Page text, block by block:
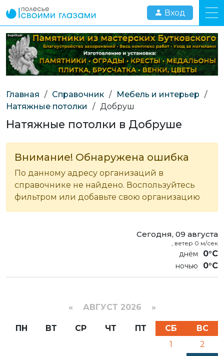
Вход
Главная / Справочник / Мебель и интерьер /
Натяжные потолки
/ Добруш
Натяжные потолки в Добруше
Внимание! Обнаружена ошибка
По данному адресу организаций в
справочнике не найдено. Воспользуйтесь
фильтром или добавьте свою организацию
Сегодня, 09 августа
, ветер 0 м/сек
0°C
0°C
« АВГУСТ 2026 »
ПН ВТ СР ЧТ ПТ СБ
ВС
1
2